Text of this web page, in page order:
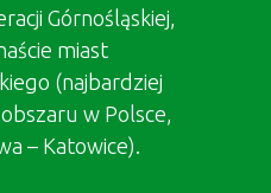
Górnośląskiej,
miast
(najbardziej
w Polsce,
– Katowice).